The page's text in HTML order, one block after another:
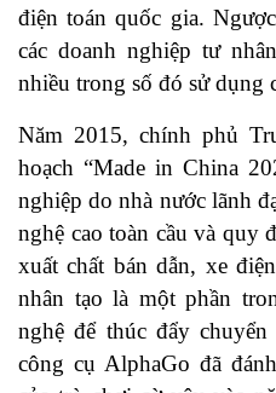
điện toán quốc gia.
các doanh nghiệp tư
nhiều trong số đó sử dụng
Năm 2015, chính phủ
hoạch “Made in China
nghiệp do nhà nước lãnh
nghệ cao toàn cầu và quy
xuất chất bán dẫn, xe
nhân tạo là một phần
nghệ để thúc đẩy
công cụ AlphaGo đã